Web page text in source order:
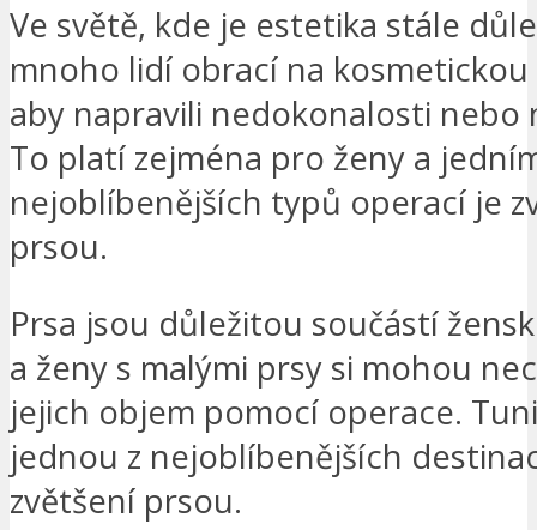
Ve světě, kde je estetika stále
mnoho lidí obrací na
aby napravili nedokonalosti nebo
To platí zejména pro ženy a
nejoblíbenějších typů operací je
prsou.
Prsa jsou důležitou součástí
a ženy s malými prsy si mohou
jejich objem pomocí operace.
jednou z nejoblíbenějších
zvětšení prsou.